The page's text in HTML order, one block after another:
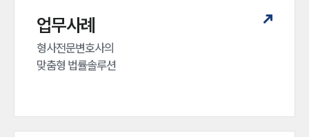
업무사례
형사전문변호사의
맞춤형 법률솔루션